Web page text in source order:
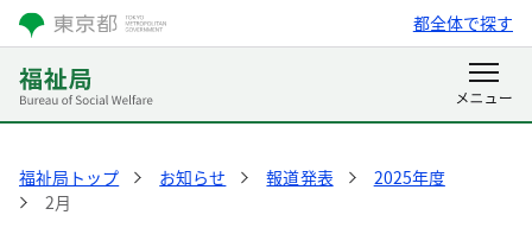
都全体で探す
福祉局トップ お知らせ 報道発表
2025年度
2月